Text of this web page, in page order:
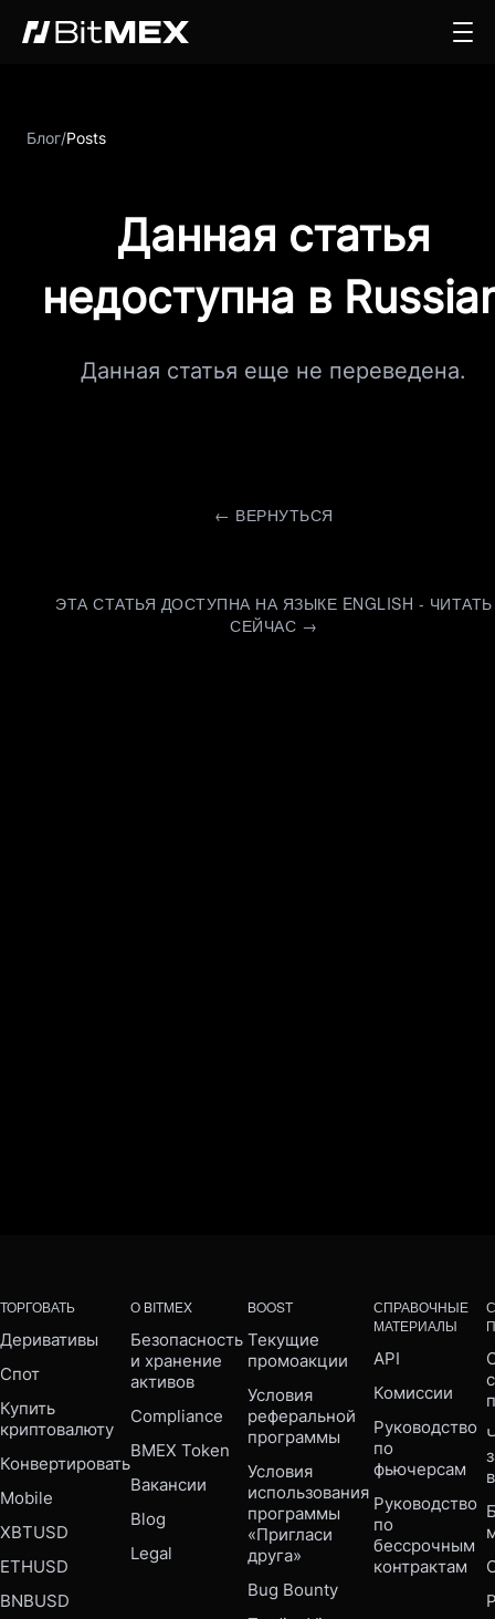
Блог/Posts
Данная статья
недоступна в
Данная статья еще не переведена.
← ВЕРНУТЬСЯ
ЭТА СТАТЬЯ ДОСТУПНА НА ЯЗЫКЕ ENGLISH - ЧИТАТЬ
СЕЙЧАС →
ТОРГОВАТЬ
Деривативы
Спот
Купить
криптовалюту
Конвертировать
Mobile
XBTUSD
ETHUSD
BNBUSD
О BITMEX
Безопасность
и хранение
активов
Compliance
BMEX Token
Вакансии
Blog
Legal
BOOST
Текущие
промоакции
Условия
реферальной
программы
Условия
использования
программы
«Пригласи
друга»
Bug Bounty
СПРАВОЧНЫЕ
МАТЕРИАЛЫ
API
Комиссии
Руководство
по
фьючерсам
Руководство
по
бессрочным
контрактам